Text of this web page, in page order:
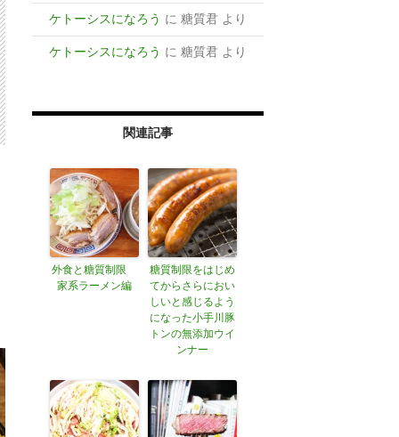
ケトーシスになろう に糖質君 より
ケトーシスになろう に糖質君 より
関連記事
外食と糖質制限
家系ラーメン編
糖質制限をはじめ
てからさらにおい
しいと感じるよう
になった小手川豚
トンの無添加ウイ
ンナー